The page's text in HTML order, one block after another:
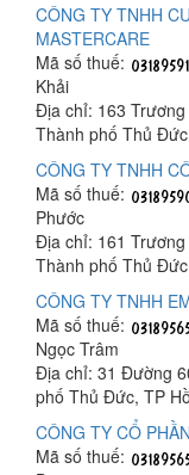
CÔNG TY TNHH
MASTERCARE
Mã số thuế:
Khải
Địa chỉ: 163
Thành phố Thủ
CÔNG TY TNHH
Mã số thuế:
Phước
Địa chỉ: 161
Thành phố Thủ
CÔNG TY TNHH
Mã số thuế:
Ngọc Trâm
Địa chỉ: 31 Đường
phố Thủ Đức, TP
CÔNG TY CỔ
Mã số thuế: